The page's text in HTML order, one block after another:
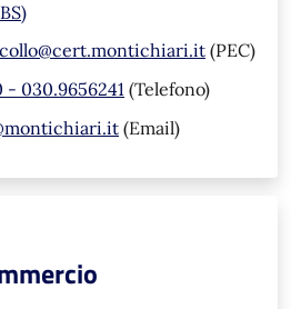
(PEC)
- 030.9656241 (Telefono)
(Email)